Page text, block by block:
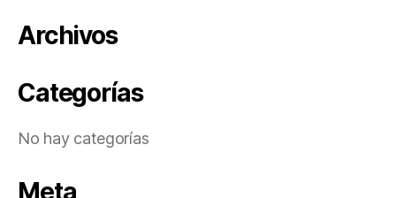
Archivos
Categorías
No hay categorías
Meta